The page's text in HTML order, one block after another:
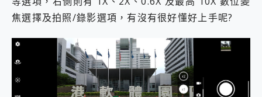
焦選擇及拍照/錄影選項，有沒有很好懂好上手呢?